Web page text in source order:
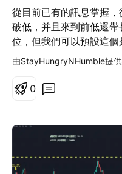
從目前已有的訊息掌握
破低，并且來到前低還
位，但我們可以預設這
後續給出的回測的樣子
結構漂亮的話我覺得多
來到786的位子開出
情
由StayHungryNHumble提供
0